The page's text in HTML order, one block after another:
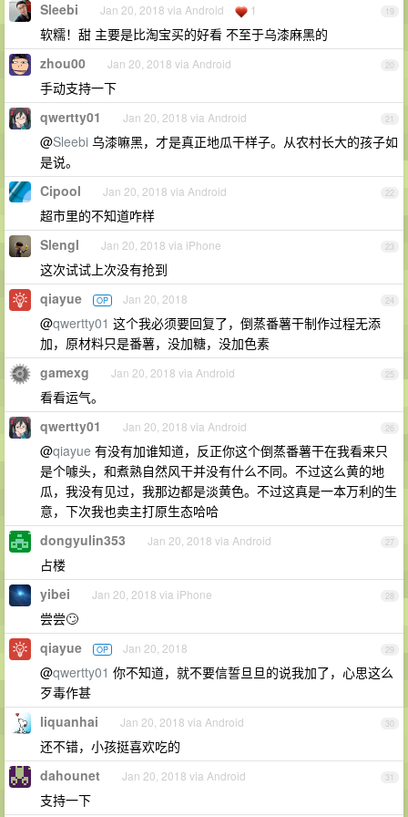
19
Sleebi Jan 20, 2018 via Android 1
软糯！甜 主要是比淘宝买的好看 不至于乌漆麻黑的
20
zhou00 Jan 20, 2018 via Android
手动支持一下
21
qwertty01 Jan 20, 2018 via Android
@Sleebi 乌漆嘛黑，才是真正地瓜干样子。从农村长大的孩子如
是说。
22
Cipool Jan 20, 2018 via Android
超市里的不知道咋样
23
Slengl Jan 20, 2018 via iPhone
这次试试上次没有抢到
24
qiayue OP Jan 20, 2018
@qwertty01 这个我必须要回复了，倒蒸番薯干制作过程无添
加，原材料只是番薯，没加糖，没加色素
25
gamexg Jan 20, 2018 via Android
看看运气。
26
qwertty01 Jan 20, 2018 via Android
@qiayue 有没有加谁知道，反正你这个倒蒸番薯干在我看来只
是个噱头，和煮熟自然风干并没有什么不同。不过这么黄的地
瓜，我没有见过，我那边都是淡黄色。不过这真是一本万利的生
意，下次我也卖主打原生态哈哈
27
dongyulin353 Jan 20, 2018 via Android
占楼
28
yibei Jan 20, 2018 via iPhone
尝尝🙄
29
qiayue OP Jan 20, 2018
@qwertty01 你不知道，就不要信誓旦旦的说我加了，心思这么
歹毒作甚
30
liquanhai Jan 20, 2018 via Android
还不错，小孩挺喜欢吃的
31
dahounet Jan 20, 2018 via Android
支持一下